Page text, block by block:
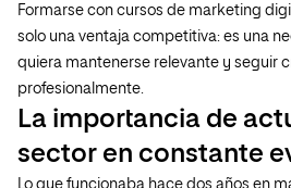
Formarse con cursos de marketing
solo una ventaja competitiva: es una
quiera mantenerse relevante y seguir
profesionalmente.
La importancia de
sector en constante
Lo que funcionaba hace dos años en